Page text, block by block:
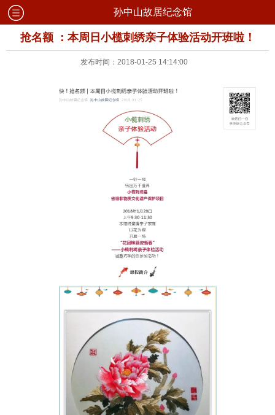
孙中山故居纪念馆
抢名额 ：本周日小榄刺绣亲子体验活动开班啦！
发布时间：2018-01-25 14:14:00